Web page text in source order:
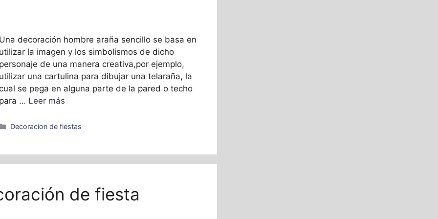
decoración hombre araña sencillo se basa en
la imagen y los simbolismos de dicho
de una manera creativa,por ejemplo,
una cartulina para dibujar una telaraña, la
se pega en alguna parte de la pared o techo
… Leer más
Categorías
Decoracion de fiestas
de fiesta